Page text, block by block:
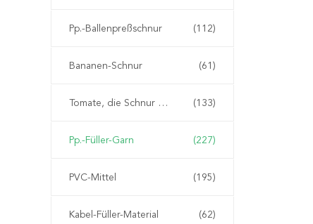
Pp.-Ballenpreßschnur (112)
Bananen-Schnur (61)
Tomate, die Schnur bindet (133)
Pp.-Füller-Garn (227)
PVC-Mittel (195)
Kabel-Füller-Material (62)